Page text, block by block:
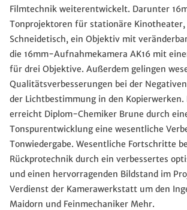
Filmtechnik weiterentwickelt. Darunter
Tonprojektoren für stationäre
Schneidetisch, ein Objektiv mit
die 16mm-Aufnahmekamera AK16 mit
für drei Objektive. Außerdem gelingen
Qualitätsverbesserungen bei der
der Lichtbestimmung in den Kopierwerken.
erreicht Diplom-Chemiker Brune durch
Tonspurentwicklung eine wesentliche
Tonwiedergabe. Wesentliche Fortschritte
Rückprotechnik durch ein verbessertes
und einen hervorragenden Bildstand im
Verdienst der Kamerawerkstatt um den
Maidorn und Feinmechaniker Mehr.